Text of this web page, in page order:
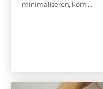
minimaliseren, kom ...